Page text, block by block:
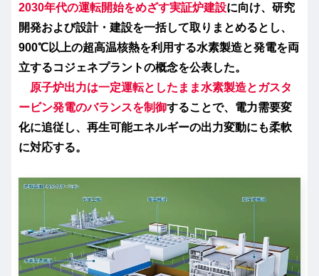
2030年代の運転開始をめざす実証炉建設に向け、研究
開発および設計・建設を一括して取りまとめるとし、
900℃以上の超高温核熱を利用する水素製造と発電を両
立するコジェネプラントの概念を公表した。
原子炉出力は一定運転としたまま水素製造とガスタ
ービン発電のバランスを制御することで、電力需要変
化に追従し、再生可能エネルギーの出力変動にも柔軟
に対応する。